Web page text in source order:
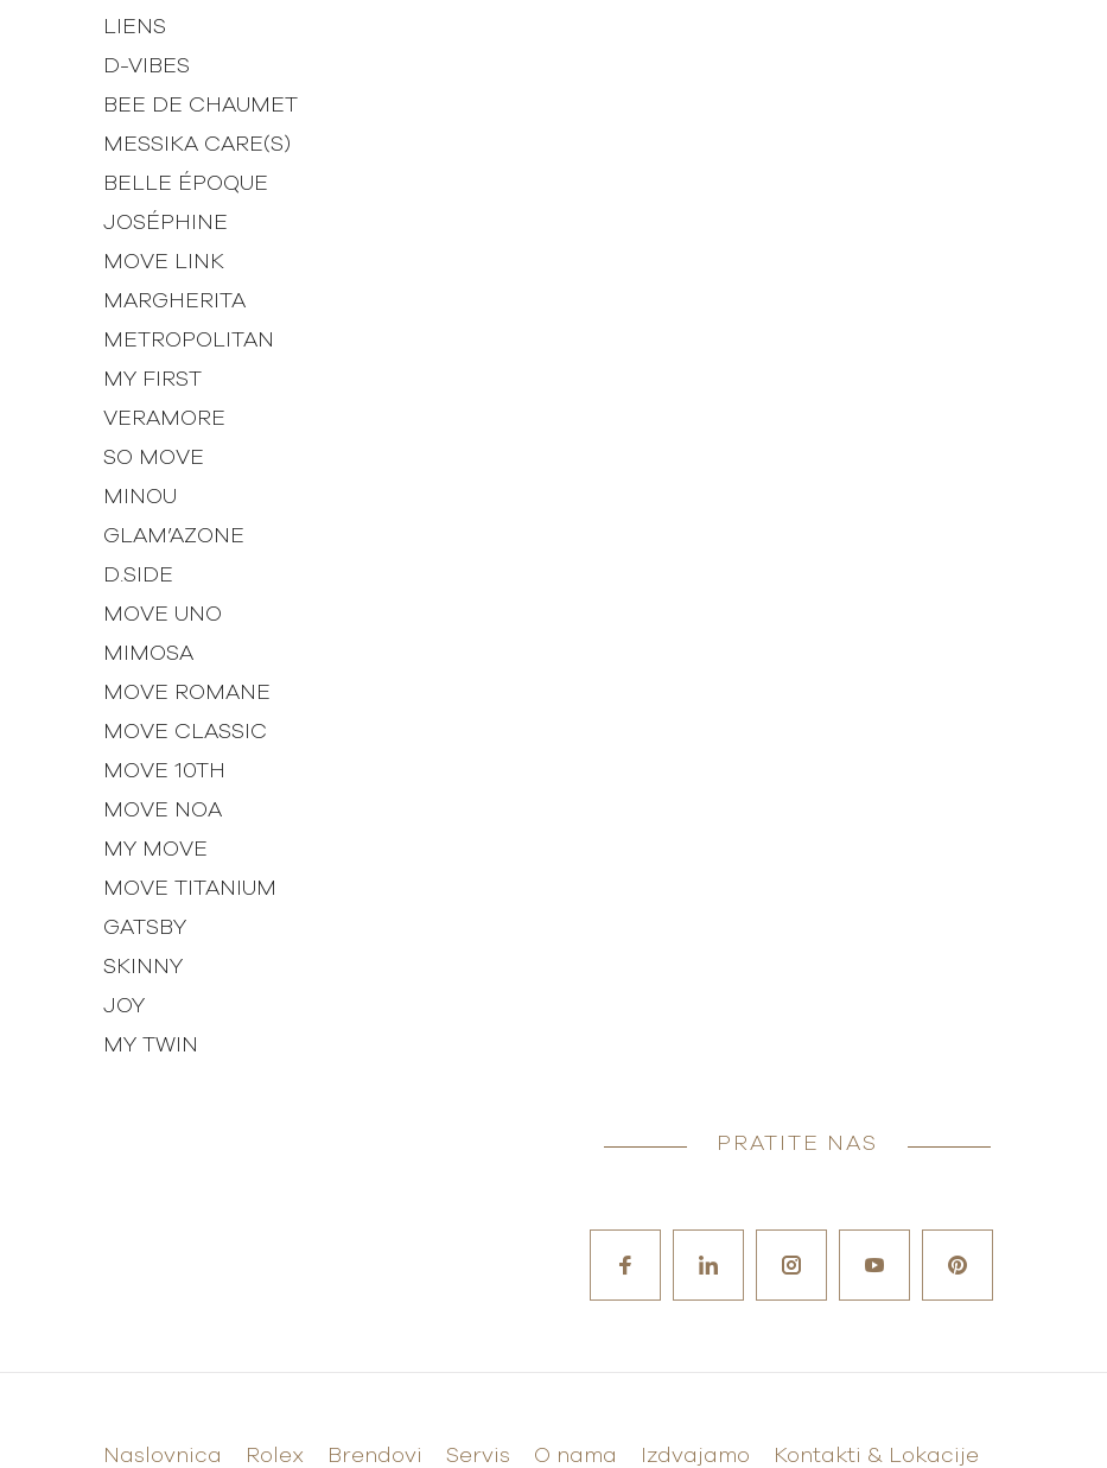
LIENS
D-VIBES
BEE DE CHAUMET
MESSIKA CARE(S)
BELLE ÉPOQUE
JOSÉPHINE
MOVE LINK
MARGHERITA
METROPOLITAN
MY FIRST
VERAMORE
SO MOVE
MINOU
GLAM’AZONE
D.SIDE
MOVE UNO
MIMOSA
MOVE ROMANE
MOVE CLASSIC
MOVE 10TH
MOVE NOA
MY MOVE
MOVE TITANIUM
GATSBY
SKINNY
JOY
MY TWIN
PRATITE NAS
Naslovnica Rolex Brendovi Servis O nama Izdvajamo Kontakti & Lokacije